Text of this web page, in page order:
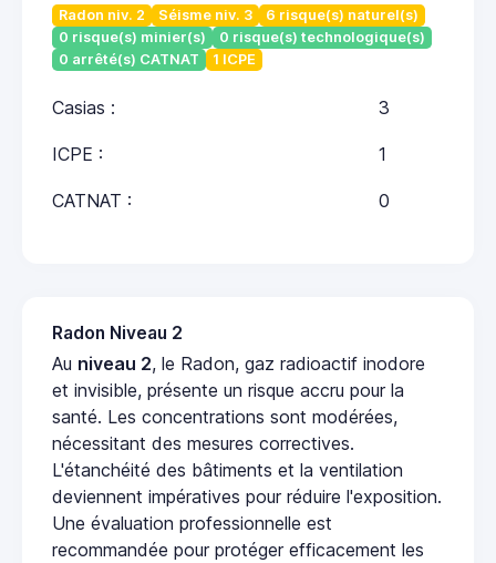
Radon niv. 2 Séisme niv. 3
6 risque(s) naturel(s)
0 risque(s) minier(s)
0 risque(s) technologique(s)
0 arrêté(s) CATNAT
1 ICPE
Casias : 3
ICPE : 1
CATNAT : 0
Radon Niveau 2
Au niveau 2, le Radon, gaz radioactif inodore
et invisible, présente un risque accru pour la
santé. Les concentrations sont modérées,
nécessitant des mesures correctives.
L'étanchéité des bâtiments et la ventilation
deviennent impératives pour réduire l'exposition.
Une évaluation professionnelle est
recommandée pour protéger efficacement les